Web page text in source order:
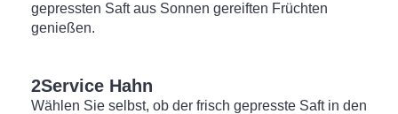
gepressten Saft aus Sonnen gereiften Früchten
genießen.
2Service Hahn
Wählen Sie selbst, ob der frisch gepresste Saft in den